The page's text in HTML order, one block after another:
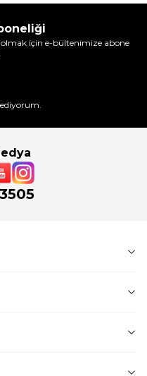
için e-bültenimize abone